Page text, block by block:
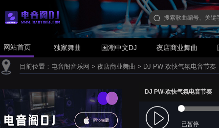
网站首页 独家舞曲 国潮中文DJ 夜店商业舞曲
目前位置： 电音阁音乐网 > 夜店商业舞曲 > DJ PW-欢快气氛电音节奏
DJ PW-欢快气氛电音节奏
已暂停